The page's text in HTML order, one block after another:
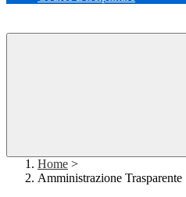
Home >
Amministrazione Trasparente